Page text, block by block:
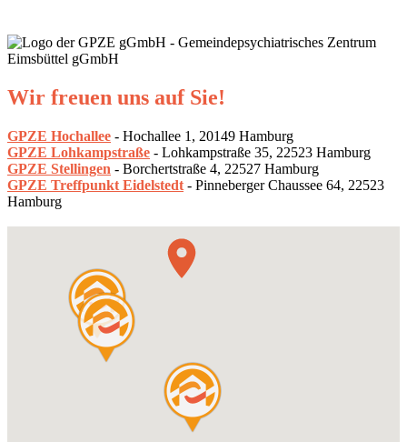
Wir freuen uns auf Sie!
GPZE Hochallee - Hochallee 1, 20149 Hamburg
GPZE Lohkampstraße - Lohkampstraße 35, 22523 Hamburg
GPZE Stellingen - Borchertstraße 4, 22527 Hamburg
GPZE Treffpunkt Eidelstedt - Pinneberger Chaussee 64, 22523
Hamburg